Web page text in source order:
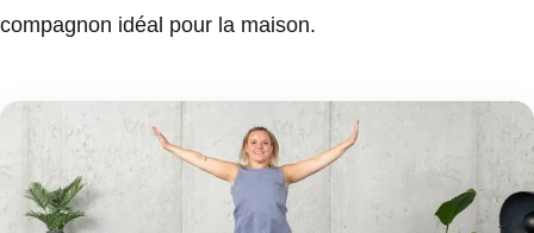
compagnon idéal pour la maison.